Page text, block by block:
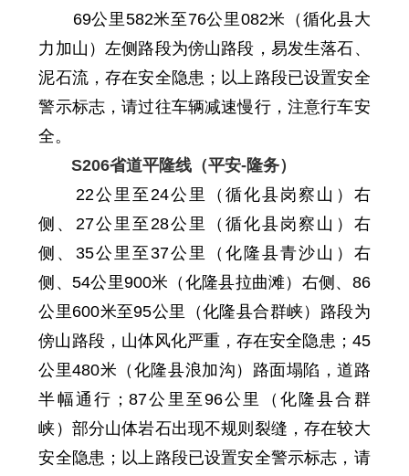
69公里582米至76公里082米（循化县大
力加山）左侧路段为傍山路段，易发生落石、
泥石流，存在安全隐患；以上路段已设置安全
警示标志，请过往车辆减速慢行，注意行车安
全。
S206省道平隆线（平安-隆务）
22公里至24公里（循化县岗察山）右
侧、27公里至28公里（循化县岗察山）右
侧、35公里至37公里（化隆县青沙山）右
侧、54公里900米（化隆县拉曲滩）右侧、86
公里600米至95公里（化隆县合群峡）路段为
傍山路段，山体风化严重，存在安全隐患；45
公里480米（ 化隆县浪加沟）路面塌陷，道路
半幅通行；87公里至96公里（化隆县合群
峡）部分山体岩石出现不规则裂缝，存在较大
安全隐患 ； 以上路段已设置安全警示标志，请